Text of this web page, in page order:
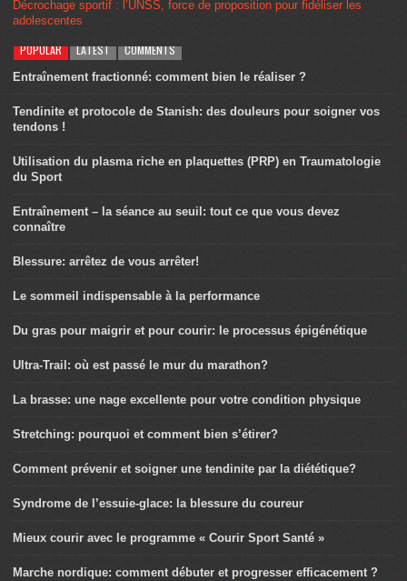
Décrochage sportif : l’UNSS, force de proposition pour fidéliser les
adolescentes
POPULAR LATEST COMMENTS
Entraînement fractionné: comment bien le réaliser ?
Tendinite et protocole de Stanish: des douleurs pour soigner vos
tendons !
Utilisation du plasma riche en plaquettes (PRP) en Traumatologie
du Sport
Entraînement – la séance au seuil: tout ce que vous devez
connaître
Blessure: arrêtez de vous arrêter!
Le sommeil indispensable à la performance
Du gras pour maigrir et pour courir: le processus épigénétique
Ultra-Trail: où est passé le mur du marathon?
La brasse: une nage excellente pour votre condition physique
Stretching: pourquoi et comment bien s’étirer?
Comment prévenir et soigner une tendinite par la diététique?
Syndrome de l’essuie-glace: la blessure du coureur
Mieux courir avec le programme « Courir Sport Santé »
Marche nordique: comment débuter et progresser efficacement ?